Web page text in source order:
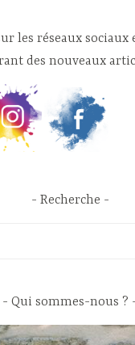
les réseaux sociaux
des nouveaux
Recherche
Qui sommes-nous ?